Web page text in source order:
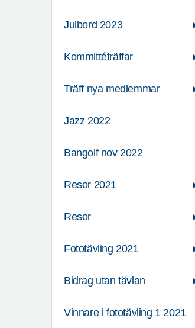
Julbord 2023
Kommittéträffar
Träff nya medlemmar
Jazz 2022
Bangolf nov 2022
Resor 2021
Resor
Fototävling 2021
Bidrag utan tävlan
Vinnare i fototävling 1 2021